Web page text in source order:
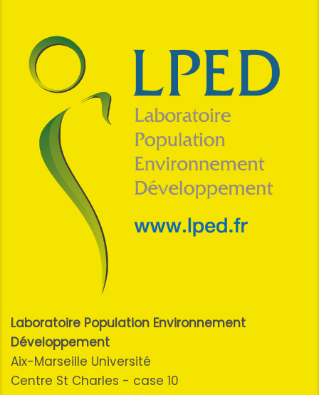
Laboratoire Population Environnement
Développement
Aix-Marseille Université
Centre St Charles - case 10